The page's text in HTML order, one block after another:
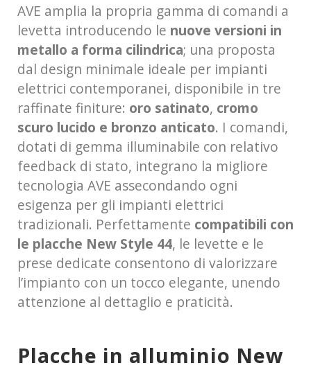
AVE amplia la propria gamma di comandi a
levetta introducendo le nuove versioni in
metallo a forma cilindrica; una proposta
dal design minimale ideale per impianti
elettrici contemporanei, disponibile in tre
raffinate finiture: oro satinato, cromo
scuro lucido e bronzo anticato. I comandi,
dotati di gemma illuminabile con relativo
feedback di stato, integrano la migliore
tecnologia AVE assecondando ogni
esigenza per gli impianti elettrici
tradizionali. Perfettamente compatibili con
le placche New Style 44, le levette e le
prese dedicate consentono di valorizzare
l’impianto con un tocco elegante, unendo
attenzione al dettaglio e praticità.
Placche in alluminio New